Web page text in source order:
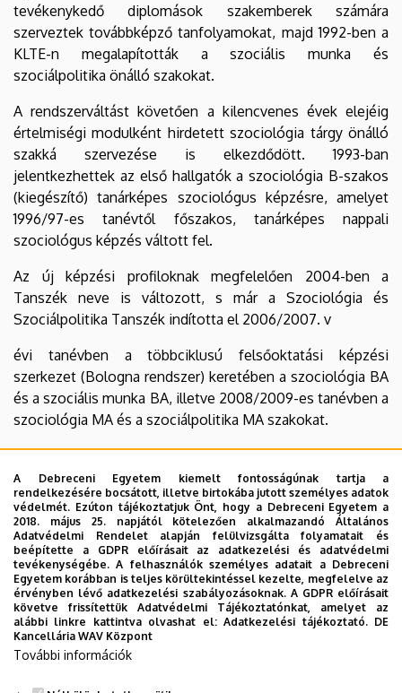
tevékenykedő diplomások szakemberek számára
szerveztek továbbképző tanfolyamokat, majd 1992-ben a
KLTE-n megalapították a szociális munka és
szociálpolitika önálló szakokat.
A rendszerváltást követően a kilencvenes évek elejéig
értelmiségi modulként hirdetett szociológia tárgy önálló
szakká szervezése is elkezdődött. 1993-ban
jelentkezhettek az első hallgatók a szociológia B-szakos
(kiegészítő) tanárképes szociológus képzésre, amelyet
1996/97-es tanévtől főszakos, tanárképes nappali
szociológus képzés váltott fel.
Az új képzési profiloknak megfelelően 2004-ben a
Tanszék neve is változott, s már a Szociológia és
Szociálpolitika Tanszék indította el 2006/2007. v
évi tanévben a többciklusú felsőoktatási képzési
szerkezet (Bologna rendszer) keretében a szociológia BA
és a szociális munka BA, illetve 2008/2009-es tanévben a
szociológia MA és a szociálpolitika MA szakokat.
A végzett hallgatók 2006 és 2013 között a Debreceni
Egyetem Interdiszciplináris Doktori Iskola Nevelés- és
művelődéstudományi doktori programjának keretében,
2013-tól pedig a Szociológia és Szociálpolitika Tanszék
önálló Szociológia és Társadalompolitika Doktori
Programjában folytathatják PhD tanulmányaikat.
A Tanszék alapítása óta eltelt évtizedekben végzett több
mint 2000 hallgatónk közül sokan végeznek tudományos
és oktató munkát felsőoktatási és kutatóintézetekben, de
számosan látnak el szakmai és vezetői feladatokat hazai
és nemzetközi szakmai és tudományos műhelyekben is.
A Debreceni Egyetem kiemelt fontosságúnak tartja a
rendelkezésére bocsátott, illetve birtokába jutott személyes adatok
védelmét. Ezúton tájékoztatjuk Önt, hogy a Debreceni Egyetem a
2018. május 25. napjától kötelezően alkalmazandó Általános
Adatvédelmi Rendelet alapján felülvizsgálta folyamatait és
beépítette a GDPR előírásait az adatkezelési és adatvédelmi
tevékenységébe. A felhasználók személyes adatait a Debreceni
Egyetem korábban is teljes körültekintéssel kezelte, megfelelve az
érvényben lévő adatkezelési szabályozásoknak. A GDPR előírásait
követve frissítettük Adatvédelmi Tájékoztatónkat, amelyet az
alábbi linkre kattintva olvashat el:Adatkezelési tájékoztató. DE
Kancellária WAV Központ
További információk